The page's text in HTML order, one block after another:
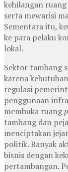
kehilangan
serta mewarisi
Sementara itu,
ke para pelaku
lokal.
Sektor tambang
karena
regulasi
penggunaan
membuka ruang
tambang dan
menciptakan
politik. Banyak
bisnis dengan
pertambangan.